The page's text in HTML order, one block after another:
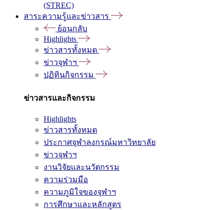
(STREC)
สาระความรู้และข่าวสาร
ย้อนกลับ
Highlights
ข่าวสารทั้งหมด
ข่าวจุฬาฯ
ปฏิทินกิจกรรม
ข่าวสารและกิจกรรม
Highlights
ข่าวสารทั้งหมด
ประกาศจุฬาลงกรณ์มหาวิทยาลัย
ข่าวจุฬาฯ
งานวิจัยและนวัตกรรม
ความร่วมมือ
ความภูมิใจของจุฬาฯ
การศึกษาและหลักสูตร